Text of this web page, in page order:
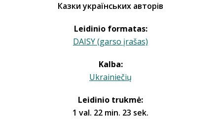
Казки українських авторів
Leidinio formatas:
DAISY (garso įrašas)
Kalba:
Ukrainiečių
Leidinio trukmė:
1 val. 22 min. 23 sek.